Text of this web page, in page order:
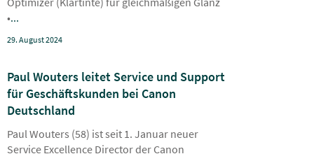
•...
29. August 2024
Paul Wouters leitet Service und Support
für Geschäftskunden bei Canon
Deutschland
Paul Wouters (58) ist seit 1. Januar neuer
Service Excellence Director der Canon